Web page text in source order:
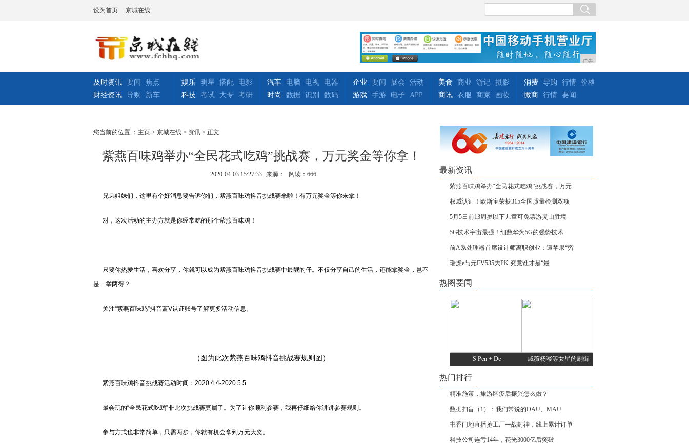
设为首页 京城在线
广告
及时资讯 要闻
焦点
财经资讯 导购 新车
娱乐 明星 搭配
电影
科技 考试 大专 考研
汽车 电脑 电视
电器
时尚
数据 识别 数码
企业 要闻 展会
活动
游戏 手游 电子 APP
美食 商业 游记 摄影
商讯 衣服 商家 画妆
消费 导购 行情 价格
微商 行情 要闻
您当前的位置 ： 主页 > 京城在线 > 资讯 > 正文
紫燕百味鸡举办“全民花式吃鸡”挑战赛，万元奖金等你拿！
2020-04-03 15:27:33 来源： 阅读：666
兄弟姐妹们，这里有个好消息要告诉你们，紫燕百味鸡抖音挑战赛来啦！有万元奖金等你来拿！
对，这次活动的主办方就是你经常吃的那个紫燕百味鸡！
只要你热爱生活，喜欢分享，你就可以成为紫燕百味鸡抖音挑战赛中最靓的仔。不仅分享自己的生活，还能拿奖金，岂不
是一举两得？
关注“紫燕百味鸡”抖音蓝V认证账号了解更多活动信息。
（图为此次紫燕百味鸡抖音挑战赛规则图）
紫燕百味鸡抖音挑战赛活动时间：2020.4.4-2020.5.5
最会玩的“全民花式吃鸡”非此次挑战赛莫属了。为了让你顺利参赛，我再仔细给你讲讲参赛规则。
参与方式也非常简单，只需两步，你就有机会拿到万元大奖。
最新资讯
紫燕百味鸡举办“全民花式吃鸡”挑战赛，万元
权威认证！欧斯宝荣获315全国质量检测双项
5月5日前13周岁以下儿童可免票游灵山胜境
5G技术宇宙最强！细数华为5G的强势技术
前A系处理器首席设计师离职创业：遭苹果“穷
瑞虎e与元EV535大PK 究竟谁才是“最
热图要闻
S Pen + De 戚薇杨幂等女星的刷街
热门排行
精准施策，旅游区疫后振兴怎么做？
数据扫盲（1）：我们常说的DAU、MAU
书香门地直播抢工厂一战封神，线上累计订单
科技公司连亏14年，花光3000亿后突破